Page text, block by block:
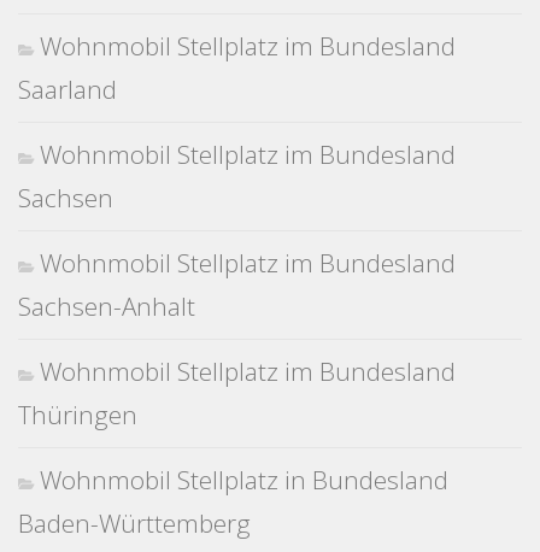
Wohnmobil Stellplatz im Bundesland
Saarland
Wohnmobil Stellplatz im Bundesland
Sachsen
Wohnmobil Stellplatz im Bundesland
Sachsen-Anhalt
Wohnmobil Stellplatz im Bundesland
Thüringen
Wohnmobil Stellplatz in Bundesland
Baden-Württemberg